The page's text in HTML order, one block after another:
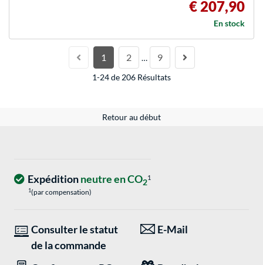
€ 207,90
En stock
1 2 … 9
1-24 de 206 Résultats
Retour au début
Expéditionneutre en CO21
1(par compensation)
Consulter le statut
de la commande
E-Mail